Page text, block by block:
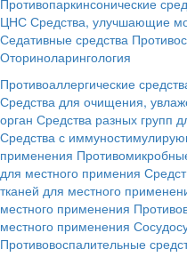
ЦНС Средства, улучшающие
Седативные средства
Оториноларингология
Противоаллергические
Средства для очищения,
орган Средства разных групп
Средства с
применения
для местного примения
тканей для местного
местного применения
местного применения
Противовоспалительные